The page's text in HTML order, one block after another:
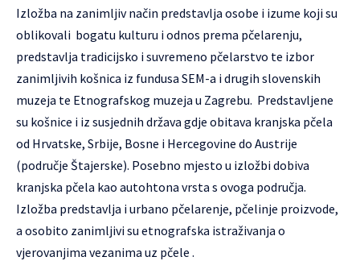
Izložba na zanimljiv način predstavlja osobe i izume koji su
oblikovali bogatu kulturu i odnos prema pčelarenju,
predstavlja tradicijsko i suvremeno pčelarstvo te izbor
zanimljivih košnica iz fundusa SEM-a i drugih slovenskih
muzeja te Etnografskog muzeja u Zagrebu. Predstavljene
su košnice i iz susjednih država gdje obitava kranjska pčela
od Hrvatske, Srbije, Bosne i Hercegovine do Austrije
(područje Štajerske). Posebno mjesto u izložbi dobiva
kranjska pčela kao autohtona vrsta s ovoga područja.
Izložba predstavlja i urbano pčelarenje, pčelinje proizvode,
a osobito zanimljivi su etnografska istraživanja o
vjerovanjima vezanima uz pčele .